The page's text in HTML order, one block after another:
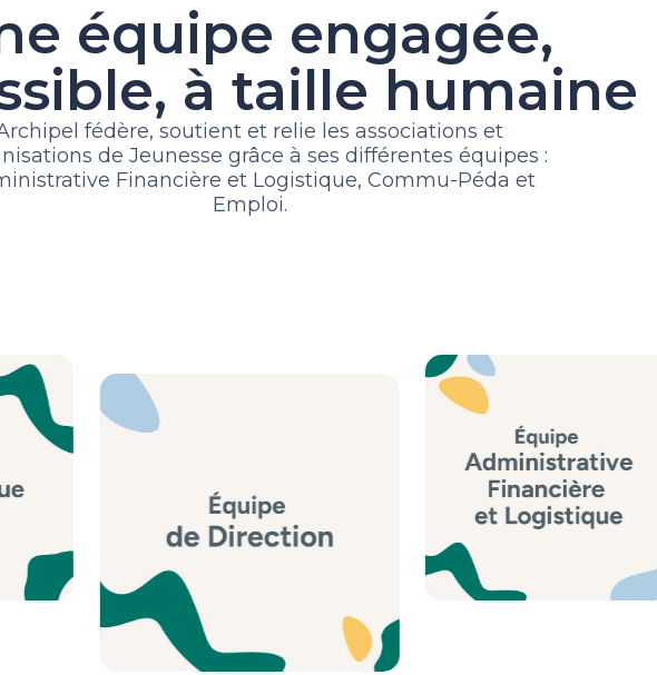
équipe engagée,
à taille humaine
fédère, soutient et relie les associations et
de Jeunesse grâce à ses différentes équipes :
Financière et Logistique, Commu-Péda et
Emploi.
secretariat@archipel.be